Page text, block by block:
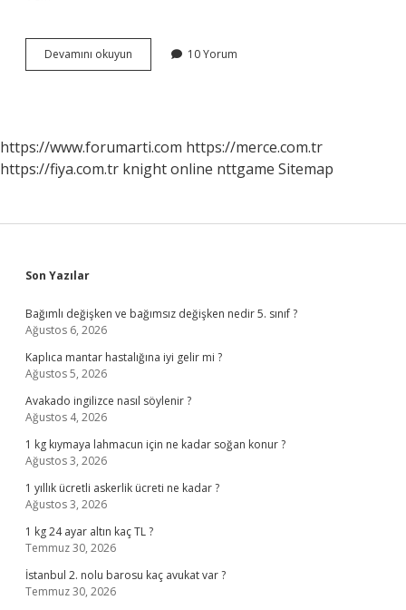
Devamını okuyun Türkiyede
Kaç
10 Yorum
https://www.forumarti.com https://merce.com.tr
https://fiya.com.tr knight online nttgame Sitemap
Sidebar
Son Yazılar
Bağımlı değişken ve bağımsız değişken nedir 5. sınıf ?
Ağustos 6, 2026
Kaplıca mantar hastalığına iyi gelir mi ?
Ağustos 5, 2026
Avakado ingilizce nasıl söylenir ?
Ağustos 4, 2026
1 kg kıymaya lahmacun için ne kadar soğan konur ?
Ağustos 3, 2026
1 yıllık ücretli askerlik ücreti ne kadar ?
Ağustos 3, 2026
1 kg 24 ayar altın kaç TL ?
Temmuz 30, 2026
İstanbul 2. nolu barosu kaç avukat var ?
Temmuz 30, 2026